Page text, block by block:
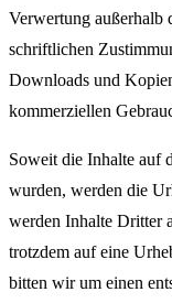
Verwertung außerhalb
schriftlichen
Downloads und
kommerziellen
Soweit die Inhalte auf
wurden, werden die
werden Inhalte Dritter
trotzdem auf eine
bitten wir um einen